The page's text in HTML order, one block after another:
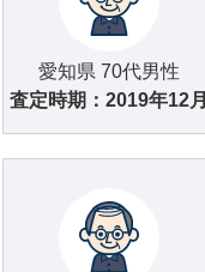
愛知県 70代男性
査定時期： 2019年12月